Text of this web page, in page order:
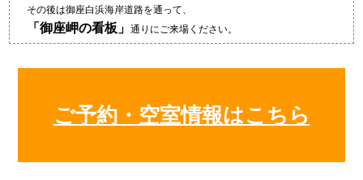
その後は御座白浜海岸道路を通って、
「 御座岬の看板 」 通りにご来場ください。
狼のイラストの入ったワンポ
ご予約・空室情報はこちら